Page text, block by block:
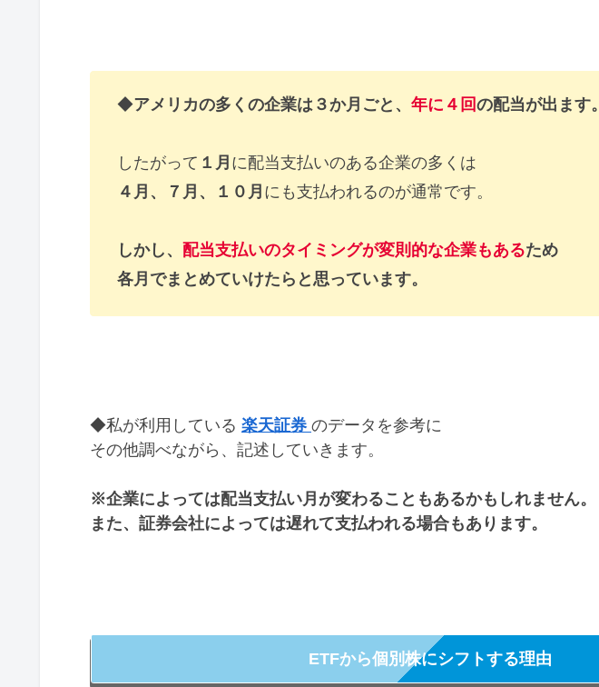
◆アメリカの多くの企業は３か月ごと、 年に４回の配当が出ます。
したがって １月 に配当支払いのある企業の多くは
４月、７月、１０月 にも支払われるのが通常です。
しかし、 配当支払いのタイミングが変則的な企業もあるため
各月でまとめていけたらと思っています。
◆私が利用している 楽天証券 のデータを参考に
その他調べながら、記述していきます。
※企業によっては配当支払い月が変わることもあるかもしれません。
また、証券会社によっては遅れて支払われる場合もあります。
ETFから個別株にシフトする理由